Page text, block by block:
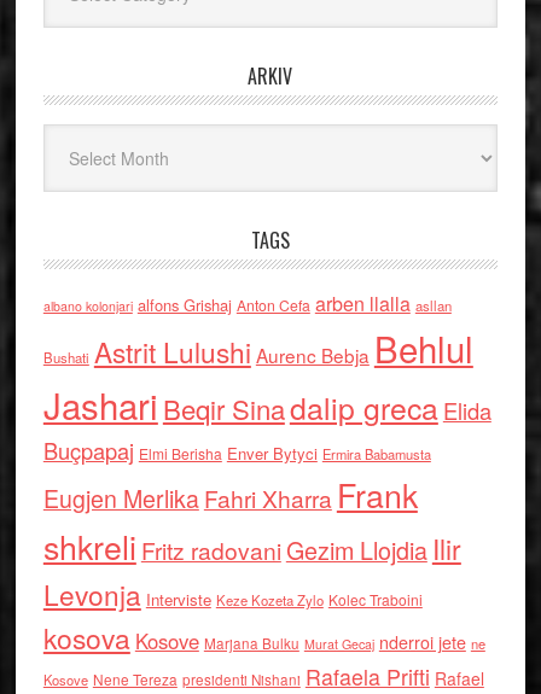
ARKIV
TAGS
albano kolonjari alfons Grishaj Anton Cefa arben llalla asllan
Bushati Astrit Lulushi Aurenc Bebja Behlul
Jashari Beqir Sinadalip grecaElida
Buçpapaj Elmi Berisha Enver Bytyci Ermira Babamusta
Eugjen MerlikaFahri Xharra Frank
shkreli Fritz radovaniGezim Llojdia Ilir
Levonja Interviste Keze Kozeta Zylo Kolec Traboini
kosova Kosove Marjana Bulku Murat Gecaj nderroi jete ne
Kosove Nene Tereza presidenti Nishani Rafaela Prifti Rafael